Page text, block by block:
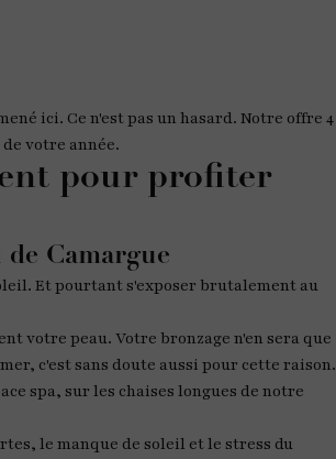
ici. Ce n'est pas un hasard. Notre offre 4
votre année.
pour profiter
Camargue
Et pourtant s'exposer brutalement au
votre peau. Votre bronzage n'en sera que
c'est sans doute aussi pour cette raison.
spa, sur les chaises longues de notre
le manque de soleil et le stress du